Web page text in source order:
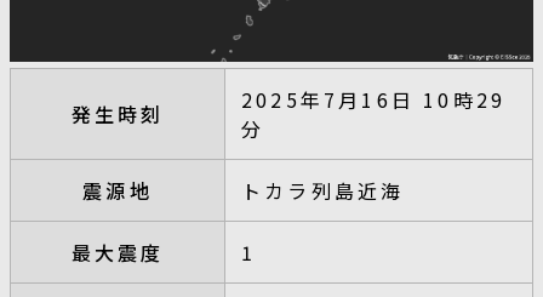
発生時刻
2025年7月16日 10時29
分
震源地 トカラ列島近海
最大震度 1